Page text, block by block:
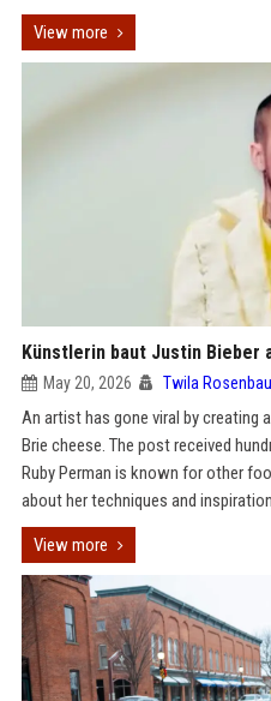
View more
Künstlerin baut Justin Bieber
May 20, 2026 Twila
An artist has gone viral by creating
Brie cheese. The post received
Ruby Perman is known for other
about her techniques and
View more